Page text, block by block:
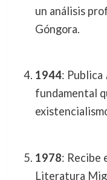
un análisis
Góngora.
1944: Publica
fundamental
1978: Recibe
Literatura